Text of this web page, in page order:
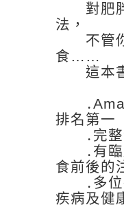
對肥胖
法，
不管你
食……
這本書
排名第一
․完整
․有臨床
食前後的
․多位醫
疾病及健